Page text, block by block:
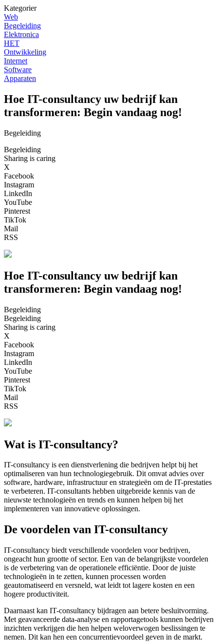
Kategorier
Web
Begeleiding
Elektronica
HET
Ontwikkeling
Internet
Software
Apparaten
Hoe IT-consultancy uw bedrijf kan
transformeren: Begin vandaag nog!
Begeleiding
Begeleiding
Sharing is caring
X
Facebook
Instagram
LinkedIn
YouTube
Pinterest
TikTok
Mail
RSS
Hoe IT-consultancy uw bedrijf kan
transformeren: Begin vandaag nog!
Begeleiding
Begeleiding
Sharing is caring
X
Facebook
Instagram
LinkedIn
YouTube
Pinterest
TikTok
Mail
RSS
Wat is IT-consultancy?
IT-consultancy is een dienstverlening die bedrijven helpt bij het
optimaliseren van hun technologiegebruik. Dit omvat advies over
software, hardware, infrastructuur en strategieën om de IT-prestaties
te verbeteren. IT-consultants hebben uitgebreide kennis van de
nieuwste technologieën en trends en kunnen helpen bij het
implementeren van innovatieve oplossingen.
De voordelen van IT-consultancy
IT-consultancy biedt verschillende voordelen voor bedrijven,
ongeacht hun grootte of sector. Een van de belangrijkste voordelen
is de verbetering van de operationele efficiëntie. Door de juiste
technologieën in te zetten, kunnen processen worden
geautomatiseerd en versneld, wat leidt tot lagere kosten en een
hogere productiviteit.
Daarnaast kan IT-consultancy bijdragen aan betere besluitvorming.
Met geavanceerde data-analyse en rapportagetools kunnen bedrijven
inzichten verkrijgen die hen helpen weloverwogen beslissingen te
nemen. Dit kan hen een concurrentievoordeel geven in de markt.